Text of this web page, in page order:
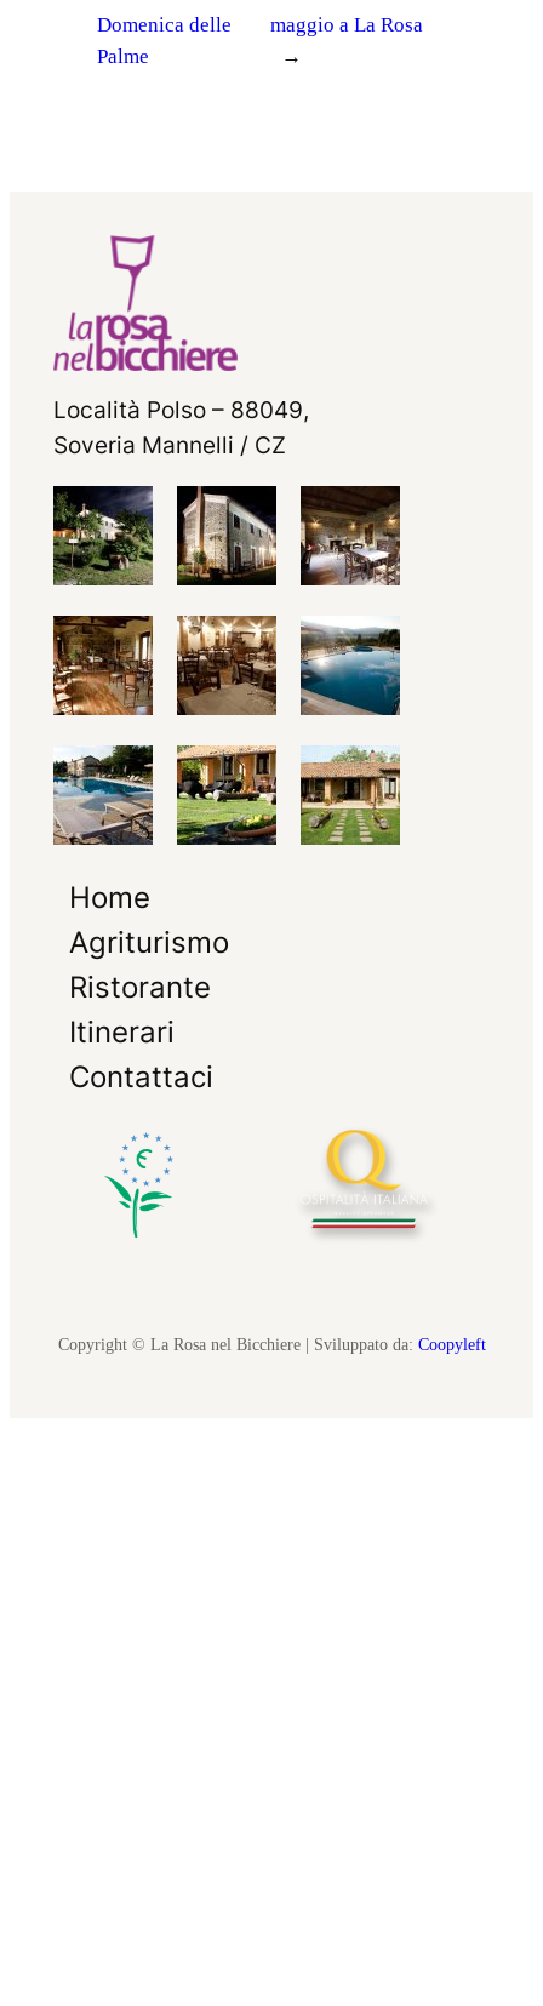
Domenica delle
Palme
maggio a La Rosa
→
Località Polso – 88049,
Soveria Mannelli / CZ
Home
Agriturismo
Ristorante
Itinerari
Contattaci
Copyright © La Rosa nel Bicchiere | Sviluppato da: Coopyleft